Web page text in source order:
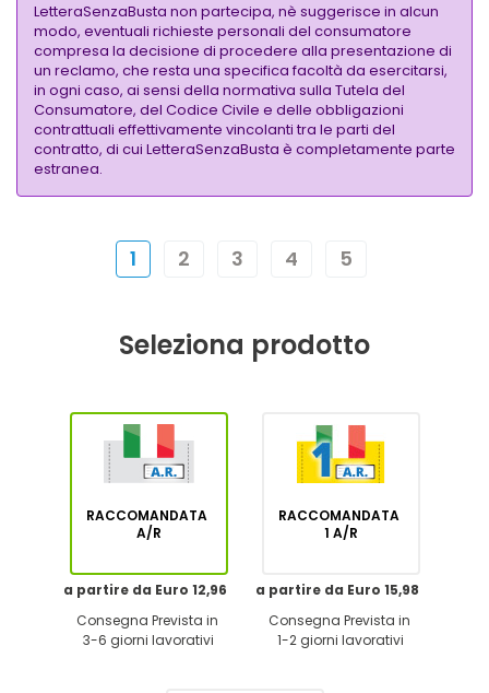
LetteraSenzaBusta non partecipa, nè suggerisce in alcun
modo, eventuali richieste personali del consumatore
compresa la decisione di procedere alla presentazione di
un reclamo, che resta una specifica facoltà da esercitarsi,
in ogni caso, ai sensi della normativa sulla Tutela del
Consumatore, del Codice Civile e delle obbligazioni
contrattuali effettivamente vincolanti tra le parti del
contratto, di cui LetteraSenzaBusta è completamente parte
estranea.
1 2 3 4 5
Seleziona prodotto
RACCOMANDATA
A/R
a partire da Euro 12,96
Consegna Prevista in
3-6 giorni lavorativi
RACCOMANDATA
1 A/R
a partire da Euro 15,98
Consegna Prevista in
1-2 giorni lavorativi